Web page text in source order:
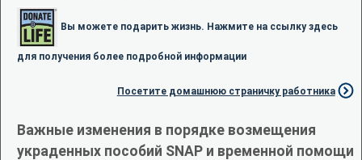
Вы можете подарить жизнь. Нажмите на ссылку здесь
для получения более подробной информации
Посетите домашнюю страничку работника
Важные изменения в порядке возмещения
украденных пособий SNAP и временной помощи